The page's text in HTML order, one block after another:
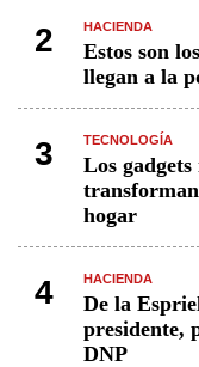
2 HACIENDA
Estos son
llegan a la
3 TECNOLOGÍA
Los
hogar
4 HACIENDA
De la
presidente,
DNP